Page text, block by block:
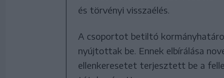
és törvényi visszaélés.
A csoportot betiltó
nyújtottak be. Ennek elbírálása
ellenkeresetet terjesztett be a